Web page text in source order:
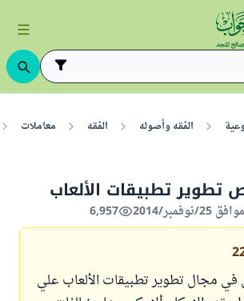
الفقه وأصوله الفقه معاملات
تطبيقات الألعاب
6,957
مجال تطوير تطبيقات الألعاب علي